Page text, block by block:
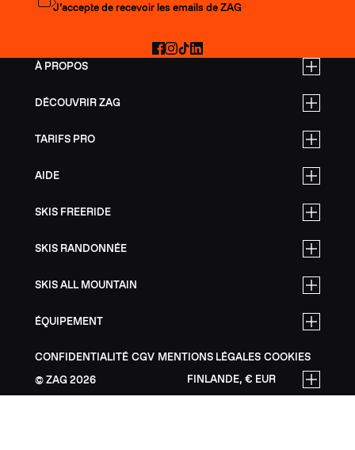
À PROPOS
DÉCOUVRIR ZAG
TARIFS PRO
AIDE
SKIS FREERIDE
SKIS RANDONNÉE
SKIS ALL MOUNTAIN
ÉQUIPEMENT
CONFIDENTIALITÉ CGV MENTIONS LÉGALES COOKIES
ZAG 2026 FINLANDE, € EUR
S'abonner à la newsletter
J’accepte de recevoir les emails de ZAG
Facebook
Instagram
TikTokLinkedIn